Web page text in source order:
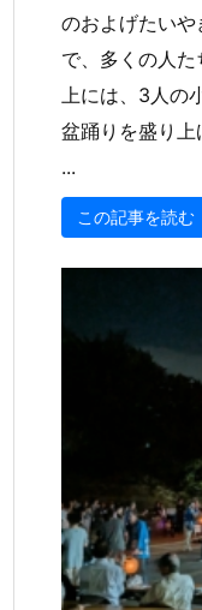
のおよげたいや
で、多くの人
上には、3人の
盆踊りを盛り
...
この記事を読む